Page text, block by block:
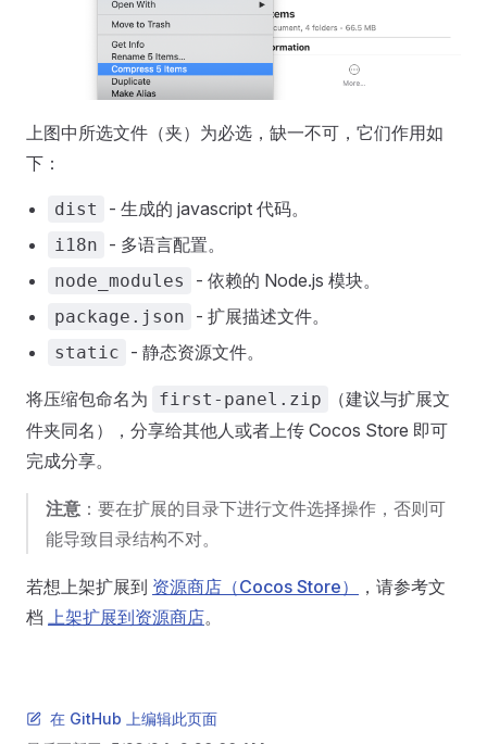
上图中所选文件（夹）为必选，缺一不可，它们作用如
下：
dist - 生成的 javascript 代码。
i18n - 多语言配置。
node_modules - 依赖的 Node.js 模块。
package.json - 扩展描述文件。
static - 静态资源文件。
将压缩包命名为 first-panel.zip
（建议与扩展文
件夹同名），分享给其他人或者上传 Cocos Store 即可
完成分享。
注意 ：要在扩展的目录下进行文件选择操作，否则可
能导致目录结构不对。
若想上架扩展到 资源商店（Cocos Store）
，请参考文
档 上架扩展到资源商店。
在 GitHub 上编辑此页面